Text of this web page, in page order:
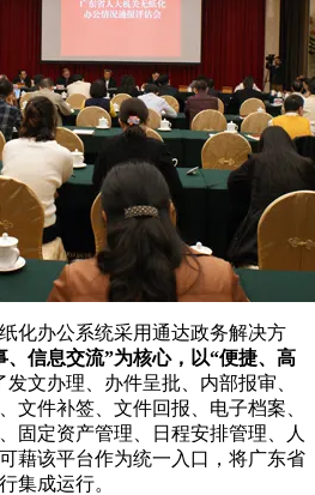
化办公系统采用通达政务解决方
、信息交流”为核心，以“便捷、高
发文办理、办件呈批、内部报审、
文件补签、文件回报、电子档案、
固定资产管理、日程安排管理、人
藉该平台作为统一入口，将广东省
集成运行。